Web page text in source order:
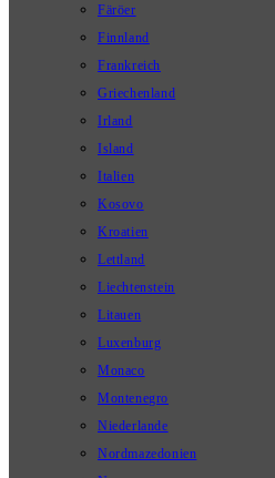
Färöer
Finnland
Frankreich
Griechenland
Irland
Island
Italien
Kosovo
Kroatien
Lettland
Liechtenstein
Litauen
Luxenburg
Monaco
Montenegro
Niederlande
Nordmazedonien